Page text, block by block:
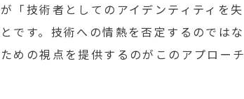
「技術者としてのアイデンティティを失
です。技術への情熱を否定するのではな
めの視点を提供するのがこのアプローチ